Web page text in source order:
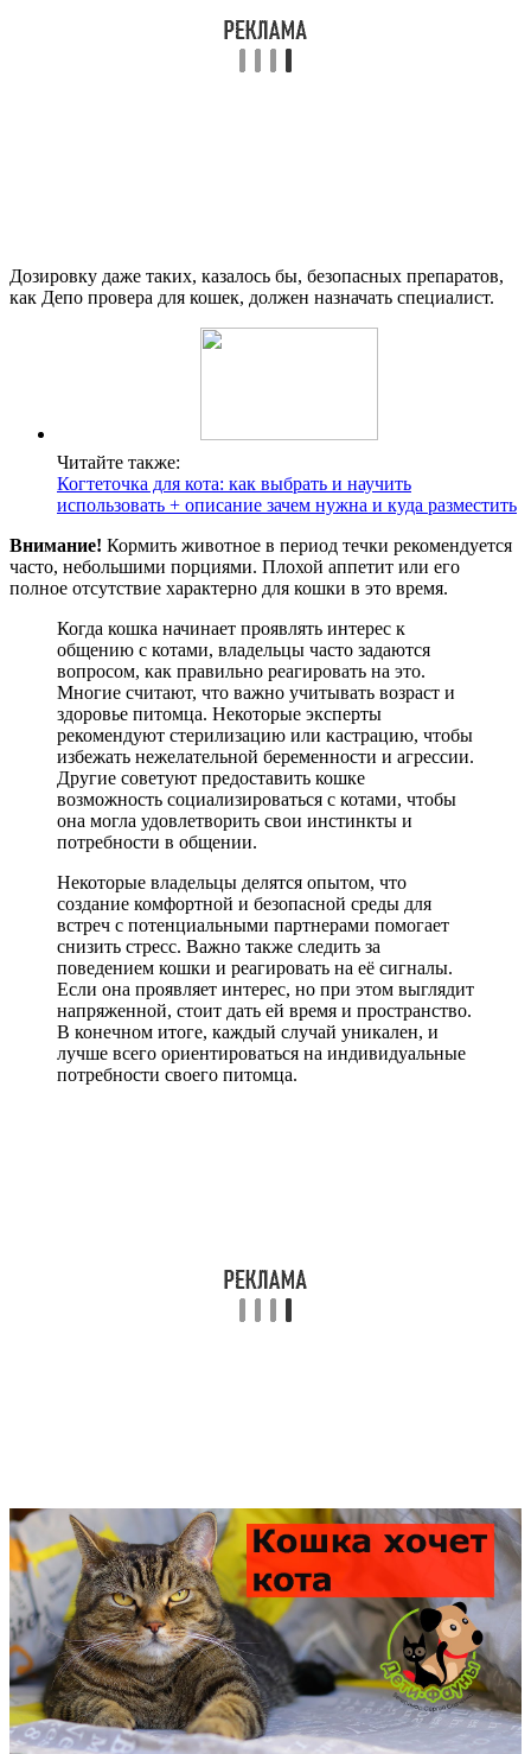
Дозировку даже таких, казалось бы, безопасных препаратов,
как Депо провера для кошек, должен назначать специалист.
Читайте также:
Когтеточка для кота: как выбрать и научить
использовать + описание зачем нужна и куда разместить
Внимание! Кормить животное в период течки рекомендуется
часто, небольшими порциями. Плохой аппетит или его
полное отсутствие характерно для кошки в это время.
Когда кошка начинает проявлять интерес к
общению с котами, владельцы часто задаются
вопросом, как правильно реагировать на это.
Многие считают, что важно учитывать возраст и
здоровье питомца. Некоторые эксперты
рекомендуют стерилизацию или кастрацию, чтобы
избежать нежелательной беременности и агрессии.
Другие советуют предоставить кошке
возможность социализироваться с котами, чтобы
она могла удовлетворить свои инстинкты и
потребности в общении.
Некоторые владельцы делятся опытом, что
создание комфортной и безопасной среды для
встреч с потенциальными партнерами помогает
снизить стресс. Важно также следить за
поведением кошки и реагировать на её сигналы.
Если она проявляет интерес, но при этом выглядит
напряженной, стоит дать ей время и пространство.
В конечном итоге, каждый случай уникален, и
лучше всего ориентироваться на индивидуальные
потребности своего питомца.